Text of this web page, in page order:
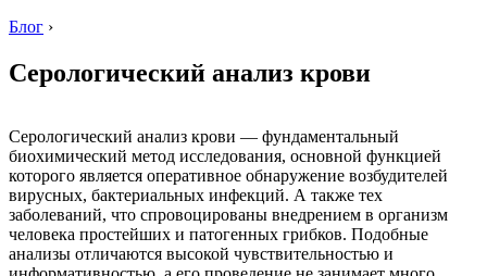
Блог ›
Серологический анализ крови
Серологический анализ крови — фундаментальный
биохимический метод исследования, основной функцией
которого является оперативное обнаружение возбудителей
вирусных, бактериальных инфекций. А также тех
заболеваний, что спровоцированы внедрением в организм
человека простейших и патогенных грибков. Подобные
анализы отличаются высокой чувствительностью и